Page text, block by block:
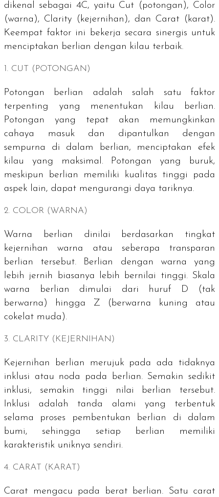
dikenal sebagai 4C, yaitu Cut (potongan), Color
(warna), Clarity (kejernihan), dan Carat (karat).
Keempat faktor ini bekerja secara sinergis untuk
menciptakan berlian dengan kilau terbaik.
1. CUT (POTONGAN)
Potongan berlian adalah salah satu faktor
terpenting yang menentukan kilau berlian.
Potongan yang tepat akan memungkinkan
cahaya masuk dan dipantulkan dengan
sempurna di dalam berlian, menciptakan efek
kilau yang maksimal. Potongan yang buruk,
meskipun berlian memiliki kualitas tinggi pada
aspek lain, dapat mengurangi daya tariknya.
2. COLOR (WARNA)
Warna berlian dinilai berdasarkan tingkat
kejernihan warna atau seberapa transparan
berlian tersebut. Berlian dengan warna yang
lebih jernih biasanya lebih bernilai tinggi. Skala
warna berlian dimulai dari huruf D (tak
berwarna) hingga Z (berwarna kuning atau
cokelat muda).
3. CLARITY (KEJERNIHAN)
Kejernihan berlian merujuk pada ada tidaknya
inklusi atau noda pada berlian. Semakin sedikit
inklusi, semakin tinggi nilai berlian tersebut.
Inklusi adalah tanda alami yang terbentuk
selama proses pembentukan berlian di dalam
bumi, sehingga setiap berlian memiliki
karakteristik uniknya sendiri.
4. CARAT (KARAT)
Carat
mengacu pada berat berlian. Satu carat